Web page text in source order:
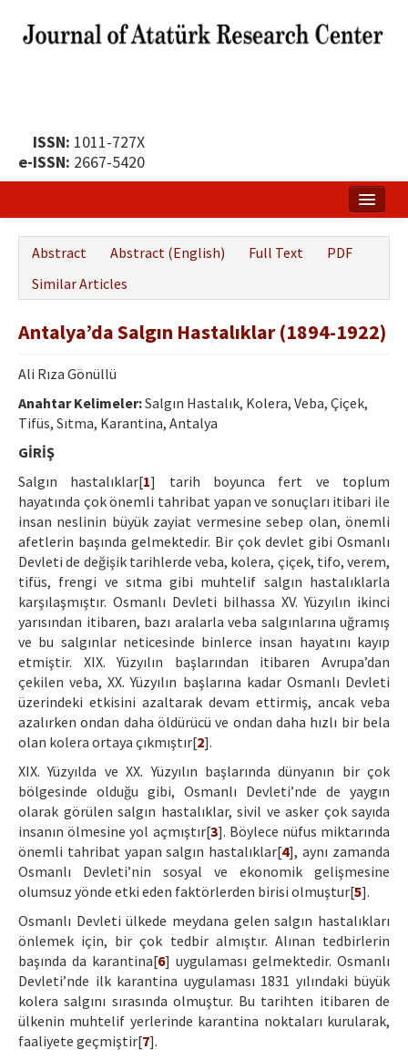
ISSN: 1011-727X
e-ISSN: 2667-5420
Publication Policy
Boards of the Journal
Publication Principles
Ethical Principles
Author's Guide
Refereeing Guide
Contact Us
Abstract Abstract (English) Full Text
PDF
Similar Articles
Antalya’da Salgın Hastalıklar (1894-1922)
Ali Rıza Gönüllü
Anahtar Kelimeler:Salgın Hastalık, Kolera, Veba, Çiçek,
Tifüs, Sıtma, Karantina, Antalya
GİRİŞ
Salgın hastalıklar[1] tarih boyunca fert ve toplum
hayatında çok önemli tahribat yapan ve sonuçları itibari ile
insan neslinin büyük zayiat vermesine sebep olan, önemli
afetlerin başında gelmektedir. Bir çok devlet gibi Osmanlı
Devleti de değişik tarihlerde veba, kolera, çiçek, tifo, verem,
tifüs, frengi ve sıtma gibi muhtelif salgın hastalıklarla
karşılaşmıştır. Osmanlı Devleti bilhassa XV. Yüzyılın ikinci
yarısından itibaren, bazı aralarla veba salgınlarına uğramış
ve bu salgınlar neticesinde binlerce insan hayatını kayıp
etmiştir. XIX. Yüzyılın başlarından itibaren Avrupa’dan
çekilen veba, XX. Yüzyılın başlarına kadar Osmanlı Devleti
üzerindeki etkisini azaltarak devam ettirmiş, ancak veba
azalırken ondan daha öldürücü ve ondan daha hızlı bir bela
olan kolera ortaya çıkmıştır[2].
XIX. Yüzyılda ve XX. Yüzyılın başlarında dünyanın bir çok
bölgesinde olduğu gibi, Osmanlı Devleti’nde de yaygın
olarak görülen salgın hastalıklar, sivil ve asker çok sayıda
insanın ölmesine yol açmıştır[3]. Böylece nüfus miktarında
önemli tahribat yapan salgın hastalıklar[4], aynı zamanda
Osmanlı Devleti’nin sosyal ve ekonomik gelişmesine
olumsuz yönde etki eden faktörlerden birisi olmuştur[5].
Osmanlı Devleti ülkede meydana gelen salgın hastalıkları
önlemek için, bir çok tedbir almıştır. Alınan tedbirlerin
başında da karantina[6] uygulaması gelmektedir. Osmanlı
Devleti’nde ilk karantina uygulaması 1831 yılındaki büyük
kolera salgını sırasında olmuştur. Bu tarihten itibaren de
ülkenin muhtelif yerlerinde karantina noktaları kurularak,
faaliyete geçmiştir[7].